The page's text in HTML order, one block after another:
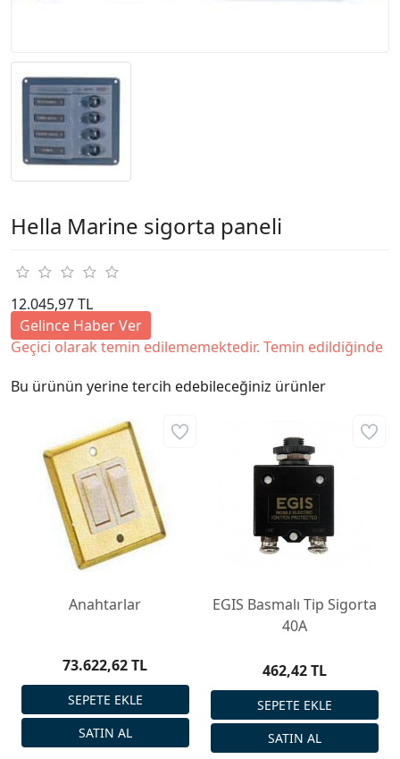
Hella Marine sigorta paneli
12.045,97 TL
Gelince Haber Ver
Geçici olarak temin edilememektedir. Temin edildiğinde
Bu ürünün yerine tercih edebileceğiniz ürünler
Anahtarlar
73.622,62 TL
EGIS Basmalı Tip Sigorta
40A
462,42 TL